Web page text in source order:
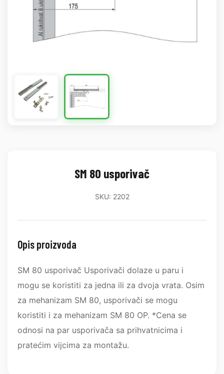
SM 80 usporivač
SKU: 2202
Opis proizvoda
SM 80 usporivač Usporivači dolaze u paru i
mogu se koristiti za jedna ili za dvoja vrata. Osim
za mehanizam SM 80, usporivači se mogu
koristiti i za mehanizam SM 80 OP. *Cena se
odnosi na par usporivača sa prihvatnicima i
pratećim vijcima za montažu.